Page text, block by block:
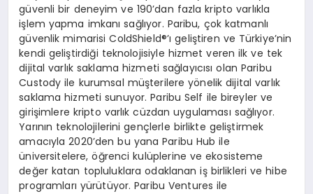
güvenli bir deneyim ve 190’dan fazla kripto varlıkla
işlem yapma imkanı sağlıyor. Paribu, çok katmanlı
güvenlik mimarisi ColdShield®’ı geliştiren ve Türkiye’nin
kendi geliştirdiği teknolojisiyle hizmet veren ilk ve tek
dijital varlık saklama hizmeti sağlayıcısı olan Paribu
Custody ile kurumsal müşterilere yönelik dijital varlık
saklama hizmeti sunuyor. Paribu Self ile bireyler ve
girişimlere kripto varlık cüzdan uygulaması sağlıyor.
Yarının teknolojilerini gençlerle birlikte geliştirmek
amacıyla 2020’den bu yana Paribu Hub ile
üniversitelere, öğrenci kulüplerine ve ekosisteme
değer katan topluluklara odaklanan iş birlikleri ve hibe
programları yürütüyor. Paribu Ventures ile